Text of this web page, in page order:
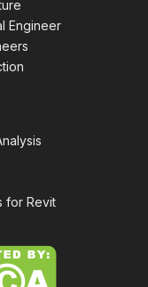
Engineer
for Revit